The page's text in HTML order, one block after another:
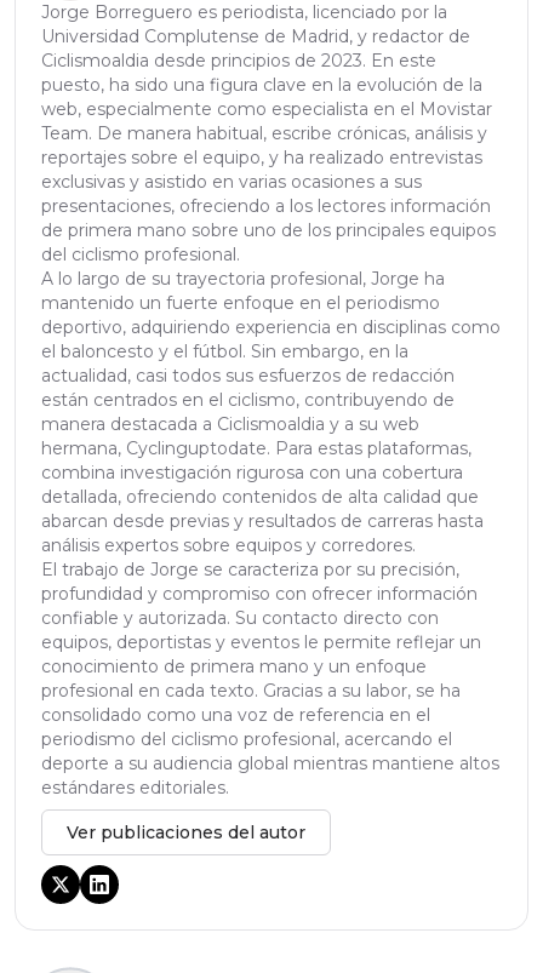
Jorge Borreguero es periodista, licenciado por la
Universidad Complutense de Madrid, y redactor de
Ciclismoaldia desde principios de 2023. En este
puesto, ha sido una figura clave en la evolución de la
web, especialmente como especialista en el Movistar
Team. De manera habitual, escribe crónicas, análisis y
reportajes sobre el equipo, y ha realizado entrevistas
exclusivas y asistido en varias ocasiones a sus
presentaciones, ofreciendo a los lectores información
de primera mano sobre uno de los principales equipos
del ciclismo profesional.
A lo largo de su trayectoria profesional, Jorge ha
mantenido un fuerte enfoque en el periodismo
deportivo, adquiriendo experiencia en disciplinas como
el baloncesto y el fútbol. Sin embargo, en la
actualidad, casi todos sus esfuerzos de redacción
están centrados en el ciclismo, contribuyendo de
manera destacada a Ciclismoaldia y a su web
hermana, Cyclinguptodate. Para estas plataformas,
combina investigación rigurosa con una cobertura
detallada, ofreciendo contenidos de alta calidad que
abarcan desde previas y resultados de carreras hasta
análisis expertos sobre equipos y corredores.
El trabajo de Jorge se caracteriza por su precisión,
profundidad y compromiso con ofrecer información
confiable y autorizada. Su contacto directo con
equipos, deportistas y eventos le permite reflejar un
conocimiento de primera mano y un enfoque
profesional en cada texto. Gracias a su labor, se ha
consolidado como una voz de referencia en el
periodismo del ciclismo profesional, acercando el
deporte a su audiencia global mientras mantiene altos
estándares editoriales.
Ver publicaciones del autor